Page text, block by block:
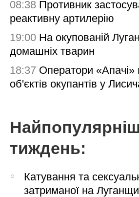
08:38 Противник
реактивну артилерію
19:00 На окупованій
домашніх тварин
18:37 Оператори
об'єктів окупантів у
тиждень:
Катування та
затриманої на